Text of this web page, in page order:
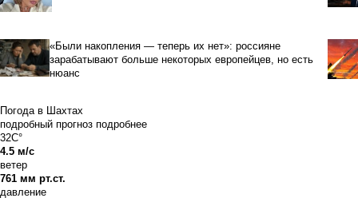
«Были накопления — теперь их нет»: россияне
зарабатывают больше некоторых европейцев, но есть
нюанс
Погода в Шахтах
подробный прогноз подробнее
32C°
4.5 м/с
ветер
761 мм рт.ст.
давление